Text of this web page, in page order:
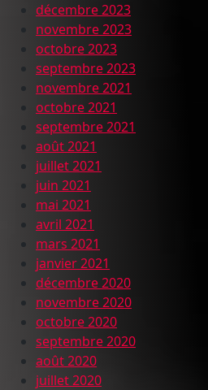
décembre 2023
novembre 2023
octobre 2023
septembre 2023
novembre 2021
octobre 2021
septembre 2021
août 2021
juillet 2021
juin 2021
mai 2021
avril 2021
mars 2021
janvier 2021
décembre 2020
novembre 2020
octobre 2020
septembre 2020
août 2020
juillet 2020